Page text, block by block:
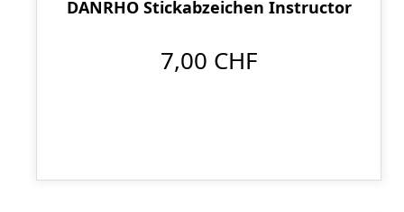
DANRHO Stickabzeichen Instructor
7,00 CHF